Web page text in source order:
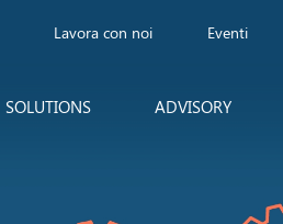
Lavora con noi Eventi
SOLUTIONS ADVISORY